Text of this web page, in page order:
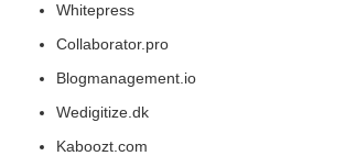
Whitepress
Collaborator.pro
Blogmanagement.io
Wedigitize.dk
Kaboozt.com